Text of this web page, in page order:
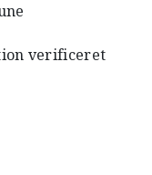
verificeret